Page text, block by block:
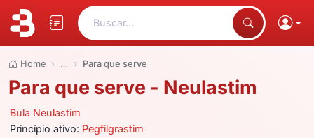
Buscar...
Home … Para que serve
Para que serve - Neulastim
Bula Neulastim
Princípio ativo: Pegfilgrastim